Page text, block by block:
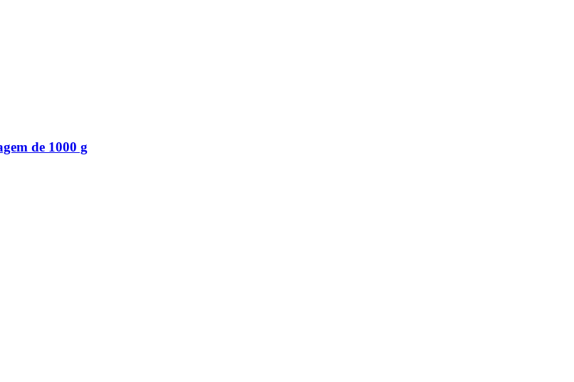
de 1000 g